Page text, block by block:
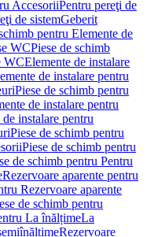
AccesoriiPentru pereţi de
de sistemGeberit
pentru Elemente de
WCPiese de schimb
WCElemente de instalare
de instalare pentru
Piese de schimb pentru
de instalare pentru
instalare pentru
Piese de schimb pentru
Piese de schimb pentru
de schimb pentru Pentru
Rezervoare aparente pentru
Rezervoare aparente
de schimb pentru
La înălțimeLa
Rezervoare